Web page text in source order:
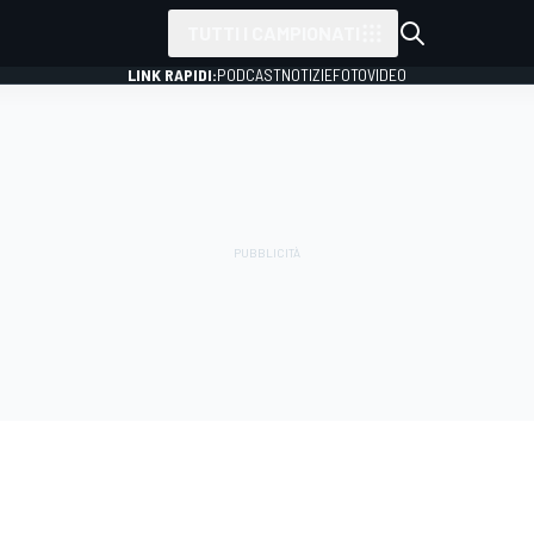
LINK RAPIDI:PODCASTNOTIZIEFOTOVIDEO